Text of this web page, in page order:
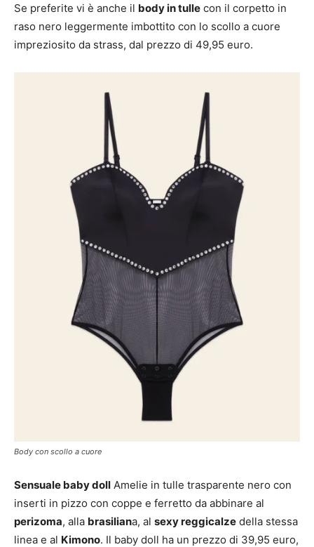
Se preferite vi è anche il body in tulle con il corpetto in
raso nero leggermente imbottito con lo scollo a cuore
impreziosito da strass, dal prezzo di 49,95 euro.
Body con scollo a cuore
Sensuale baby doll Amelie in tulle trasparente nero con
inserti in pizzo con coppe e ferretto da abbinare al
perizoma, alla brasiliana, al sexy reggicalze della stessa
linea e al Kimono. Il baby doll ha un prezzo di 39,95 euro,